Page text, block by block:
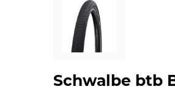
Schwalbe btb